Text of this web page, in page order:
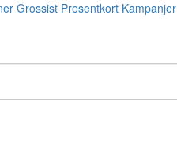
Grossist Presentkort Kampanjer